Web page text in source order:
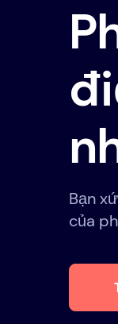
Bạn
của